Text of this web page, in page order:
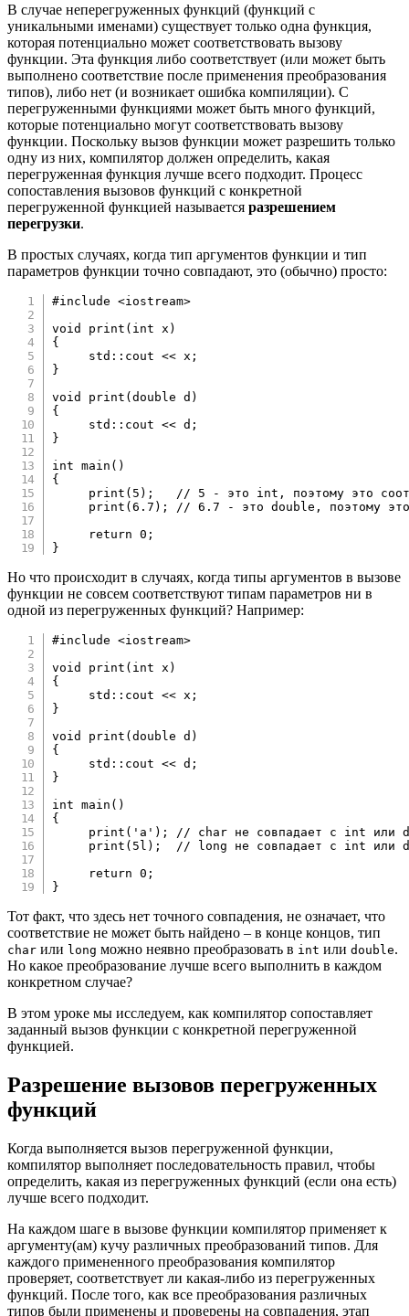
В случае неперегруженных функций (функций с
уникальными именами) существует только одна функция,
которая потенциально может соответствовать вызову
функции. Эта функция либо соответствует (или может быть
выполнено соответствие после применения преобразования
типов), либо нет (и возникает ошибка компиляции). С
перегруженными функциями может быть много функций,
которые потенциально могут соответствовать вызову
функции. Поскольку вызов функции может разрешить только
одну из них, компилятор должен определить, какая
перегруженная функция лучше всего подходит. Процесс
сопоставления вызовов функций с конкретной
перегруженной функцией называется разрешением
перегрузки.
В простых случаях, когда тип аргументов функции и тип
параметров функции точно совпадают, это (обычно) просто:
#include
<iostream>
void
print ( int x )
{
     std
:: cout << x ;
}
void
print (double d )
{
     std
:: cout << d ;
}
int
main ( )
{
print ( 5 ) ;
// 5 - это int, поэтому это
print (6.7 ) ;
// 6.7 - это double, поэтому
return
0 ;
}
Но что происходит в случаях, когда типы аргументов в вызове
функции не совсем соответствуют типам параметров ни в
одной из перегруженных функций? Например:
#include
<iostream>
void
print ( int x )
{
     std
:: cout << x ;
}
void
print (double d )
{
     std
:: cout << d ;
}
int
main ( )
{
print ( 'a' ) ;
// char не совпадает с int или
print ( 5l ) ;
// long не совпадает с int или
return
0 ;
}
Тот факт, что здесь нет точного совпадения, не означает, что
соответствие не может быть найдено – в конце концов, тип
char или long можно неявно преобразовать в int или double.
Но какое преобразование лучше всего выполнить в каждом
конкретном случае?
В этом уроке мы исследуем, как компилятор сопоставляет
заданный вызов функции с конкретной перегруженной
функцией.
Разрешение вызовов перегруженных
функций
Когда выполняется вызов перегруженной функции,
компилятор выполняет последовательность правил, чтобы
определить, какая из перегруженных функций (если она есть)
лучше всего подходит.
На каждом шаге в вызове функции компилятор применяет к
аргументу(ам) кучу различных преобразований типов. Для
каждого примененного преобразования компилятор
проверяет, соответствует ли какая-либо из перегруженных
функций. После того, как все преобразования различных
типов были применены и проверены на совпадения, этап